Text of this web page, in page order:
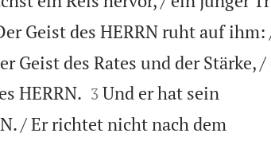
Geist des HERRN ruht auf ihm:
Geist des Rates und der Stärke, /
HERRN.
3 Und er hat sein
/ Er richtet nicht nach dem